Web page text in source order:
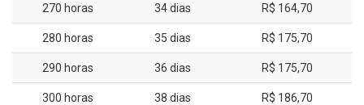
270 horas 34 dias R$ 164,70
280 horas 35 dias R$ 175,70
290 horas 36 dias R$ 175,70
300 horas 38 dias R$ 186,70